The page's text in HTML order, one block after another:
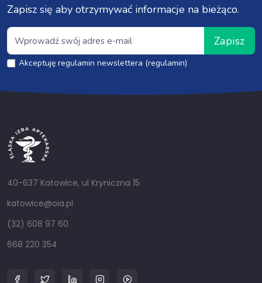
Zapisz się aby otrzymywać informacje na bieżąco.
Zapisz
Akceptuję regulamin newslettera (regulamin)
40-637 Katowice, ul Kryniczna 15
katowice@oia.pl
(32) 608 97 60
668 220 354